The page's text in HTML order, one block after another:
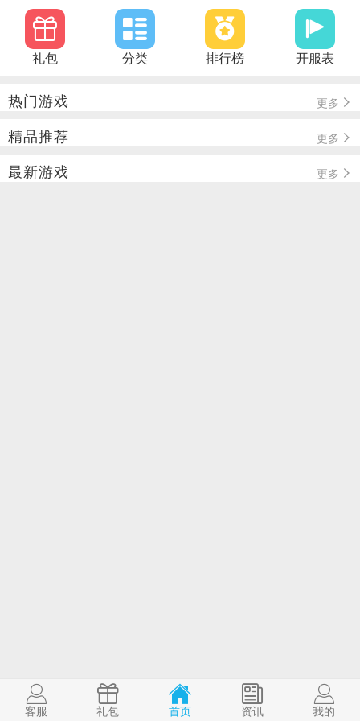
礼包 分类 排行榜 开服表
热门游戏 更多
精品推荐 更多
最新游戏 更多
客服 礼包 首页 资讯 我的